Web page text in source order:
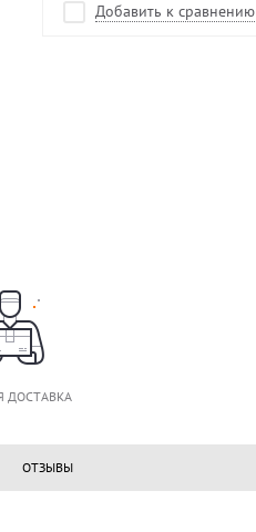
Добавить к сравнению
ДОСТАВКА
ОТЗЫВЫ